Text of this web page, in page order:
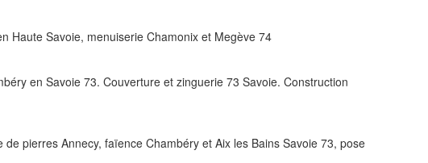
Haute Savoie, menuiserie Chamonix et Megève 74
en Savoie 73. Couverture et zinguerie 73 Savoie. Construction
pierres Annecy, faïence Chambéry et Aix les Bains Savoie 73, pose